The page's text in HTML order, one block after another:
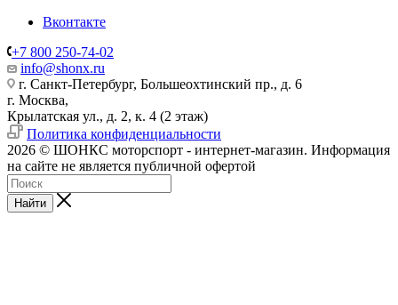
Вконтакте
+7 800 250-74-02
info@shonx.ru
г. Санкт-Петербург, Большеохтинский пр., д. 6
г. Москва,
Крылатская ул., д. 2, к. 4 (2 этаж)
Политика конфиденциальности
2026 © ШОНКС моторспорт - интернет-магазин. Информация
на сайте не является публичной офертой
Найти